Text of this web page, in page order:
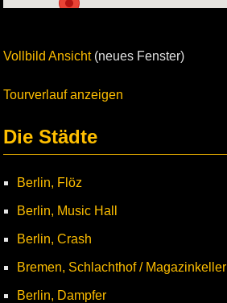
Vollbild Ansicht(neues Fenster)
Tourverlauf anzeigen
Die Städte
Berlin, Flöz
Berlin, Music Hall
Berlin, Crash
Bremen, Schlachthof / Magazinkeller
Berlin, Dampfer